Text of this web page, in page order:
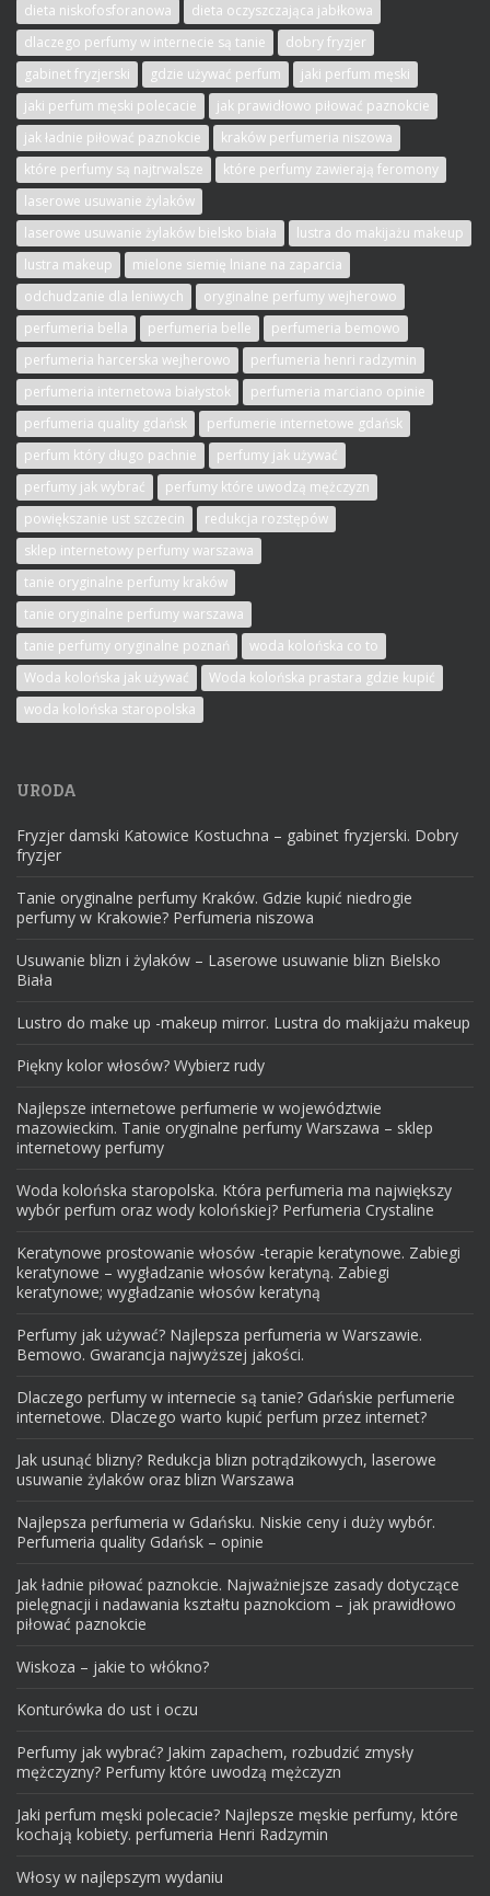
dieta niskofosforanowa
dieta oczyszczająca jabłkowa
dlaczego perfumy w internecie są tanie
dobry fryzjer
gabinet fryzjerski
gdzie używać perfum
jaki perfum męski
jaki perfum męski polecacie
jak prawidłowo piłować paznokcie
jak ładnie piłować paznokcie
kraków perfumeria niszowa
które perfumy są najtrwalsze
które perfumy zawierają feromony
laserowe usuwanie żylaków
laserowe usuwanie żylaków bielsko biała
lustra do makijażu makeup
lustra makeup
mielone siemię lniane na zaparcia
odchudzanie dla leniwych
oryginalne perfumy wejherowo
perfumeria bella
perfumeria belle
perfumeria bemowo
perfumeria harcerska wejherowo
perfumeria henri radzymin
perfumeria internetowa białystok
perfumeria marciano opinie
perfumeria quality gdańsk
perfumerie internetowe gdańsk
perfum który długo pachnie
perfumy jak używać
perfumy jak wybrać
perfumy które uwodzą mężczyzn
powiększanie ust szczecin
redukcja rozstępów
sklep internetowy perfumy warszawa
tanie oryginalne perfumy kraków
tanie oryginalne perfumy warszawa
tanie perfumy oryginalne poznań
woda kolońska co to
Woda kolońska jak używać
Woda kolońska prastara gdzie kupić
woda kolońska staropolska
URODA
Fryzjer damski Katowice Kostuchna – gabinet fryzjerski. Dobry
fryzjer
Tanie oryginalne perfumy Kraków. Gdzie kupić niedrogie
perfumy w Krakowie? Perfumeria niszowa
Usuwanie blizn i żylaków – Laserowe usuwanie blizn Bielsko
Biała
Lustro do make up -makeup mirror. Lustra do makijażu makeup
Piękny kolor włosów? Wybierz rudy
Najlepsze internetowe perfumerie w województwie
mazowieckim. Tanie oryginalne perfumy Warszawa – sklep
internetowy perfumy
Woda kolońska staropolska. Która perfumeria ma największy
wybór perfum oraz wody kolońskiej? Perfumeria Crystaline
Keratynowe prostowanie włosów -terapie keratynowe. Zabiegi
keratynowe – wygładzanie włosów keratyną. Zabiegi
keratynowe; wygładzanie włosów keratyną
Perfumy jak używać? Najlepsza perfumeria w Warszawie.
Bemowo. Gwarancja najwyższej jakości.
Dlaczego perfumy w internecie są tanie? Gdańskie perfumerie
internetowe. Dlaczego warto kupić perfum przez internet?
Jak usunąć blizny? Redukcja blizn potrądzikowych, laserowe
usuwanie żylaków oraz blizn Warszawa
Najlepsza perfumeria w Gdańsku. Niskie ceny i duży wybór.
Perfumeria quality Gdańsk – opinie
Jak ładnie piłować paznokcie. Najważniejsze zasady dotyczące
pielęgnacji i nadawania kształtu paznokciom – jak prawidłowo
piłować paznokcie
Wiskoza – jakie to włókno?
Konturówka do ust i oczu
Perfumy jak wybrać? Jakim zapachem, rozbudzić zmysły
mężczyzny? Perfumy które uwodzą mężczyzn
Jaki perfum męski polecacie? Najlepsze męskie perfumy, które
kochają kobiety. perfumeria Henri Radzymin
Włosy w najlepszym wydaniu